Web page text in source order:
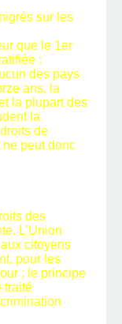
sur les
que le 1er
:
des pays
ans, la
la plupart des
la
de
ne peut donc
des
L’Union
citoyens
pour les
; le principe
traité